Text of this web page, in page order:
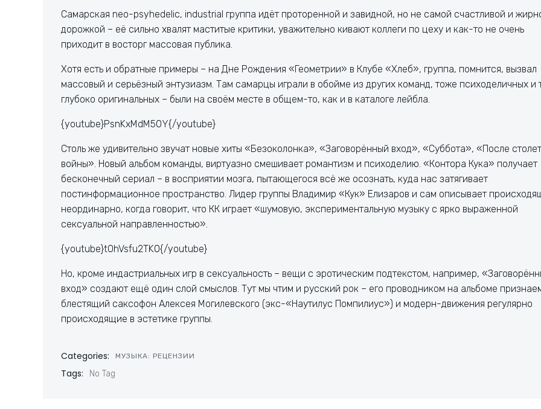
Самарская neo-psyhedelic, industrial группа идёт проторенной и завидной, но не самой счастливой и
дорожкой – её сильно хвалят маститые критики, уважительно кивают коллеги по цеху и как-то не очень
приходит в восторг массовая публика.
Хотя есть и обратные примеры – на Дне Рождения «Геометрии» в Клубе «Хлеб», группа, помнится, вызвал
массовый и серьёзный энтузиазм. Там самарцы играли в обойме из других команд, тоже психоделичных и
глубоко оригинальных – были на своём месте в общем-то, как и в каталоге лейбла.
{youtube}PsnKxMdM50Y{/youtube}
Столь же удивительно звучат новые хиты «Безоколонка», «Заговорённый вход», «Суббота», «После
войны». Новый альбом команды, виртуазно смешивает романтизм и психоделию. «Контора Кука» получает
бесконечный сериал – в восприятии мозга, пытающегося всё же осознать, куда нас затягивает
постинформационное пространство. Лидер группы Владимир «Кук» Елизаров и сам описывает
неординарно, когда говорит, что КК играет «шумовую, экспериментальную музыку с ярко выраженной
сексуальной направленностью».
{youtube}tOhVsfu2TK0{/youtube}
Но, кроме индастриальных игр в сексуальность – вещи с эротическим подтекстом, например,
вход» создают ещё один слой смыслов. Тут мы чтим и русский рок – его проводником на альбоме
блестящий саксофон Алексея Могилевского (экс-«Наутилус Помпилиус») и модерн-движения регулярно
происходящие в эстетике группы.
Categories: МУЗЫКА: РЕЦЕНЗИИ
Tags: No Tag